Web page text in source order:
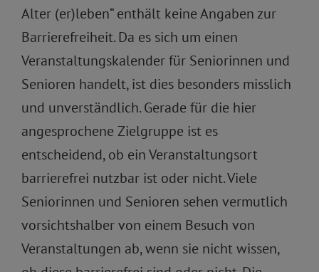
Alter (er)leben“ enthält keine Angaben zur
Barrierefreiheit. Da es sich um einen
Veranstaltungskalender für Seniorinnen und
Senioren handelt, ist dies besonders misslich
und unverständlich. Gerade für die hier
angesprochene Zielgruppe ist es
entscheidend, ob ein Veranstaltungsort
barrierefrei nutzbar ist oder nicht. Viele
Seniorinnen und Senioren sehen vermutlich
vorsichtshalber von einem Besuch von
Veranstaltungen ab, wenn sie nicht wissen,